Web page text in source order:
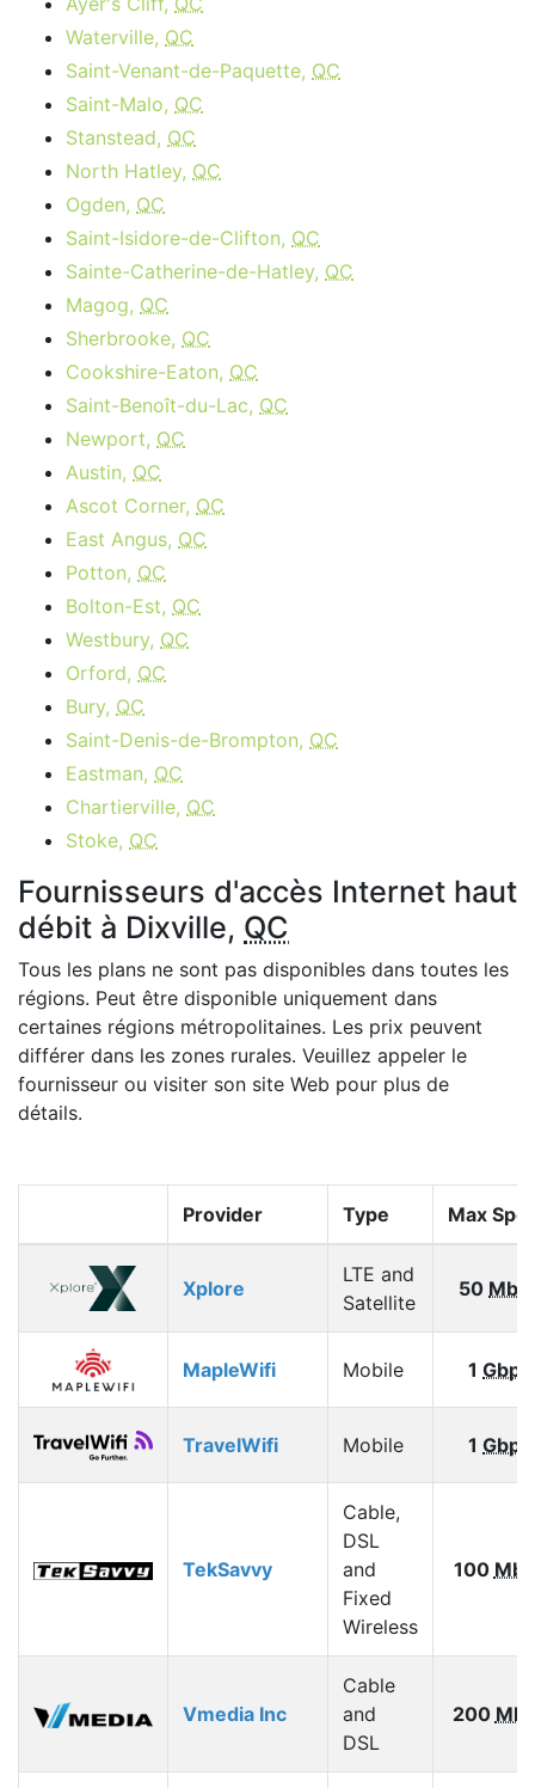
Waterville, QC
Saint-Venant-de-Paquette, QC
Saint-Malo, QC
Stanstead, QC
North Hatley, QC
Ogden, QC
Saint-Isidore-de-Clifton, QC
Sainte-Catherine-de-Hatley, QC
Magog, QC
Sherbrooke, QC
Cookshire-Eaton, QC
Saint-Benoît-du-Lac, QC
Newport, QC
Austin, QC
Ascot Corner, QC
East Angus, QC
Potton, QC
Bolton-Est, QC
Westbury, QC
Orford, QC
Bury, QC
Saint-Denis-de-Brompton, QC
Eastman, QC
Chartierville, QC
Stoke, QC
Fournisseurs d'accès Internet haut
débit à Dixville, QC
Tous les plans ne sont pas disponibles dans toutes les
régions. Peut être disponible uniquement dans
certaines régions métropolitaines. Les prix peuvent
différer dans les zones rurales. Veuillez appeler le
fournisseur ou visiter son site Web pour plus de
détails.
Provider Type Max
Xplore
LTE and
Satellite
50
MapleWifi Mobile 1 Gbps
TravelWifi Mobile 1 Gbps
TekSavvy
Cable,
DSL
and
Fixed
Wireless
100
Vmedia Inc
Cable
and
DSL
200